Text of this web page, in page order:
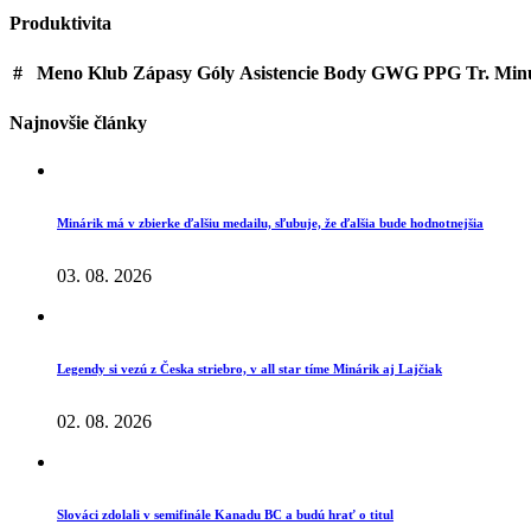
Produktivita
# Meno Klub Zápasy Góly Asistencie Body GWG PPG Tr.
Najnovšie články
Minárik má v zbierke ďalšiu medailu, sľubuje, že ďalšia bude hodnotnejšia
03. 08. 2026
Legendy si vezú z Česka striebro, v all star tíme Minárik aj Lajčiak
02. 08. 2026
Slováci zdolali v semifinále Kanadu BC a budú hrať o titul